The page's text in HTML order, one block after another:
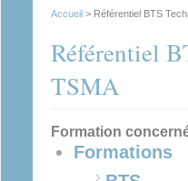
Accueil > Référentiel BTS
Référentiel
TSMA
Formation
Formations